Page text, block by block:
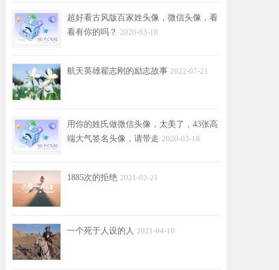
超好看古风版百家姓头像，微信头像，看
看有你的吗？ 2020-03-18
航天英雄翟志刚的励志故事 2022-07-21
用你的姓氏做微信头像，太美了，43张高
端大气签名头像，请带走 2020-03-18
1885次的拒绝 2021-02-21
一个死于人设的人 2021-04-10